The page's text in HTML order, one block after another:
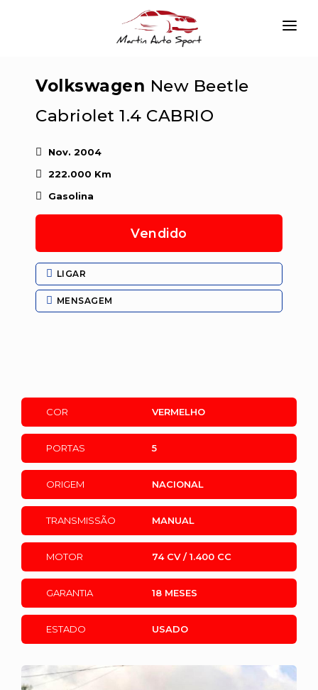
EMPRESA
VIATURAS
SERVIÇOS
CONTACTAR
Volkswagen New Beetle
Cabriolet 1.4 CABRIO
Nov. 2004
222.000 Km
Gasolina
Vendido
LIGAR
MENSAGEM
COR VERMELHO
PORTAS 5
ORIGEM NACIONAL
TRANSMISSÃO MANUAL
MOTOR 74 CV / 1.400 CC
GARANTIA 18 MESES
ESTADO USADO